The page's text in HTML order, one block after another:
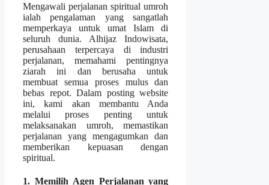
Mengawali perjalanan spiritual umroh
ialah pengalaman yang sangatlah
memperkaya untuk umat Islam di
seluruh dunia. Alhijaz Indowisata,
perusahaan terpercaya di industri
perjalanan, memahami pentingnya
ziarah ini dan berusaha untuk
membuat semua proses mulus dan
bebas repot. Dalam posting website
ini, kami akan membantu Anda
melalui proses penting untuk
melaksanakan umroh, memastikan
perjalanan yang mengagumkan dan
memberikan kepuasan dengan
spiritual.
1. Memilih Agen Perjalanan yang